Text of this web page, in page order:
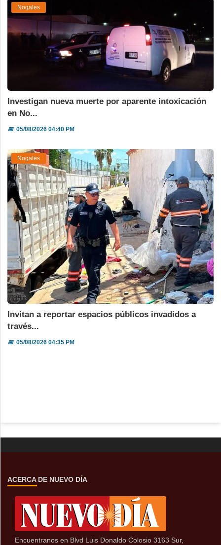
Nogales
Investigan nueva muerte por aparente intoxicación
en No...
📅05/08/2026 04:40 PM
Nogales
Invitan a reportar espacios públicos invadidos a
través...
📅05/08/2026 04:35 PM
ACERCA DE NUEVO DÍA
Encuentranos en Blvd Luis Donaldo Colosio 3163 Sur,